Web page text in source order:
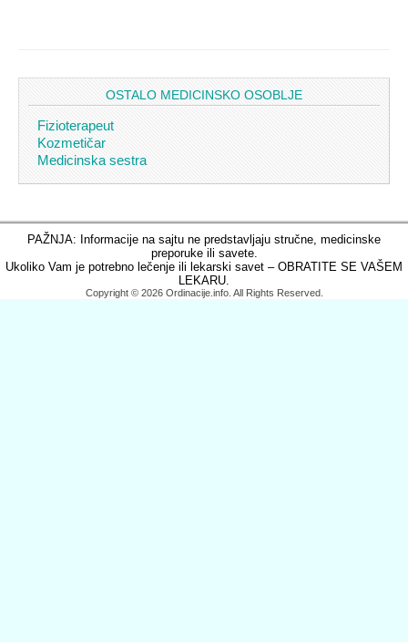
OSTALO MEDICINSKO OSOBLJE
Fizioterapeut
Kozmetičar
Medicinska sestra
PAŽNJA: Informacije na sajtu ne predstavljaju stručne, medicinske
preporuke ili savete.
Ukoliko Vam je potrebno lečenje ili lekarski savet – OBRATITE SE VAŠEM
LEKARU.
Copyright © 2026 Ordinacije.info. All Rights Reserved.